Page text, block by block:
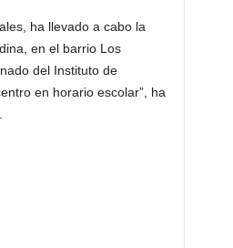
ha llevado a cabo la
en el barrio Los
del Instituto de
en horario escolar”, ha